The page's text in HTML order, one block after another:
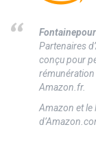
Partenaires
conçu pour
rémunération
Amazon.fr.
Amazon et